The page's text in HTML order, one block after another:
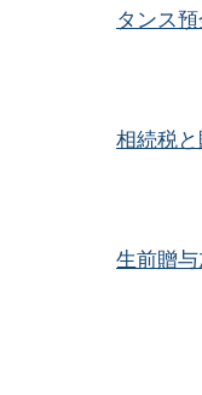
タンス
相続税
生前贈